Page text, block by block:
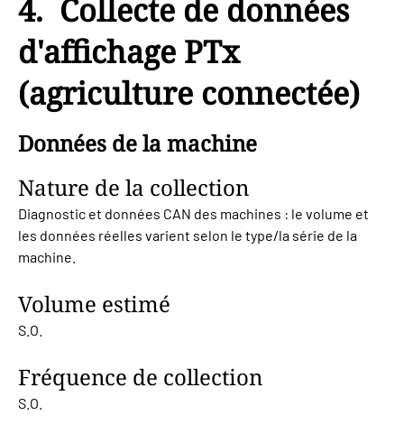
4. Collecte de données
d'affichage PTx
(agriculture connectée)
Données de la machine
Nature de la collection
Diagnostic et données CAN des machines : le volume et
les données réelles varient selon le type/la série de la
machine.
Volume estimé
S.O.
Fréquence de collection
S.O.